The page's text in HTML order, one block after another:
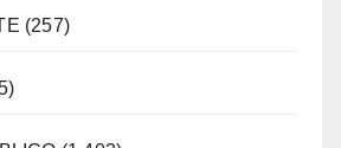
(257)